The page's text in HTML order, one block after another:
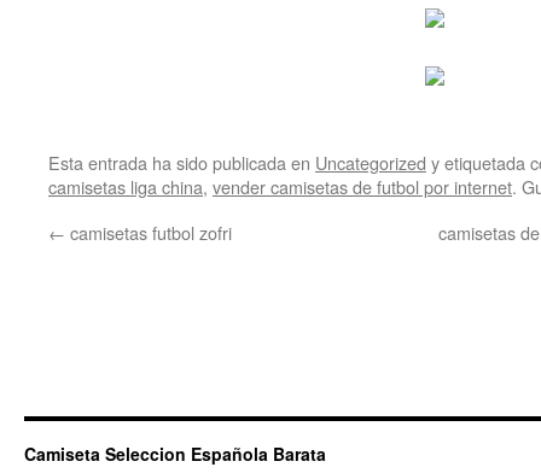
Esta entrada ha sido publicada en Uncategorized y etiquetada
camisetas liga china, vender camisetas de futbol por internet.
← camisetas futbol zofri camisetas
Camiseta Seleccion Española Barata